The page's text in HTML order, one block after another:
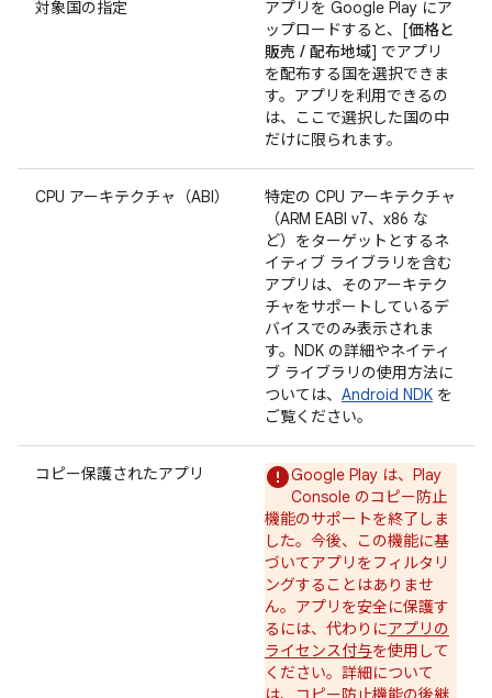
対象国の指定
アプリを Google Play にア
ップロードすると、[価格と
販売 / 配布地域] でアプリ
を配布する国を選択できま
す。アプリを利用できるの
は、ここで選択した国の中
だけに限られます。
CPU アーキテクチャ（ABI）
特定の CPU アーキテクチャ
（ARM EABI v7、x86 な
ど）をターゲットとするネ
イティブ ライブラリを含む
アプリは、そのアーキテク
チャをサポートしているデ
バイスでのみ表示されま
す。NDK の詳細やネイティ
ブ ライブラリの使用方法に
ついては、 Android NDK を
ご覧ください。
コピー保護されたアプリ
Google Play は、Play
Console のコピー防止
機能のサポートを終了しま
した。今後、この機能に基
づいてアプリをフィルタリ
ングすることはありませ
ん。アプリを安全に保護す
るには、代わりにアプリの
ライセンス付与を使用して
ください。詳細について